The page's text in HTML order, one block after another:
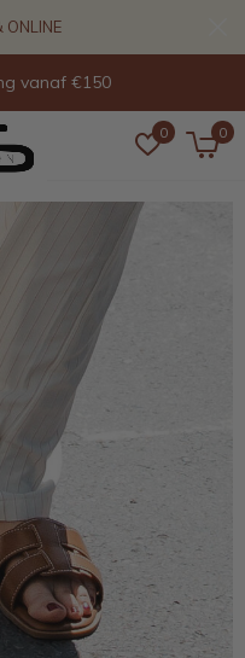
0 0
vanaf €150
ONLINE